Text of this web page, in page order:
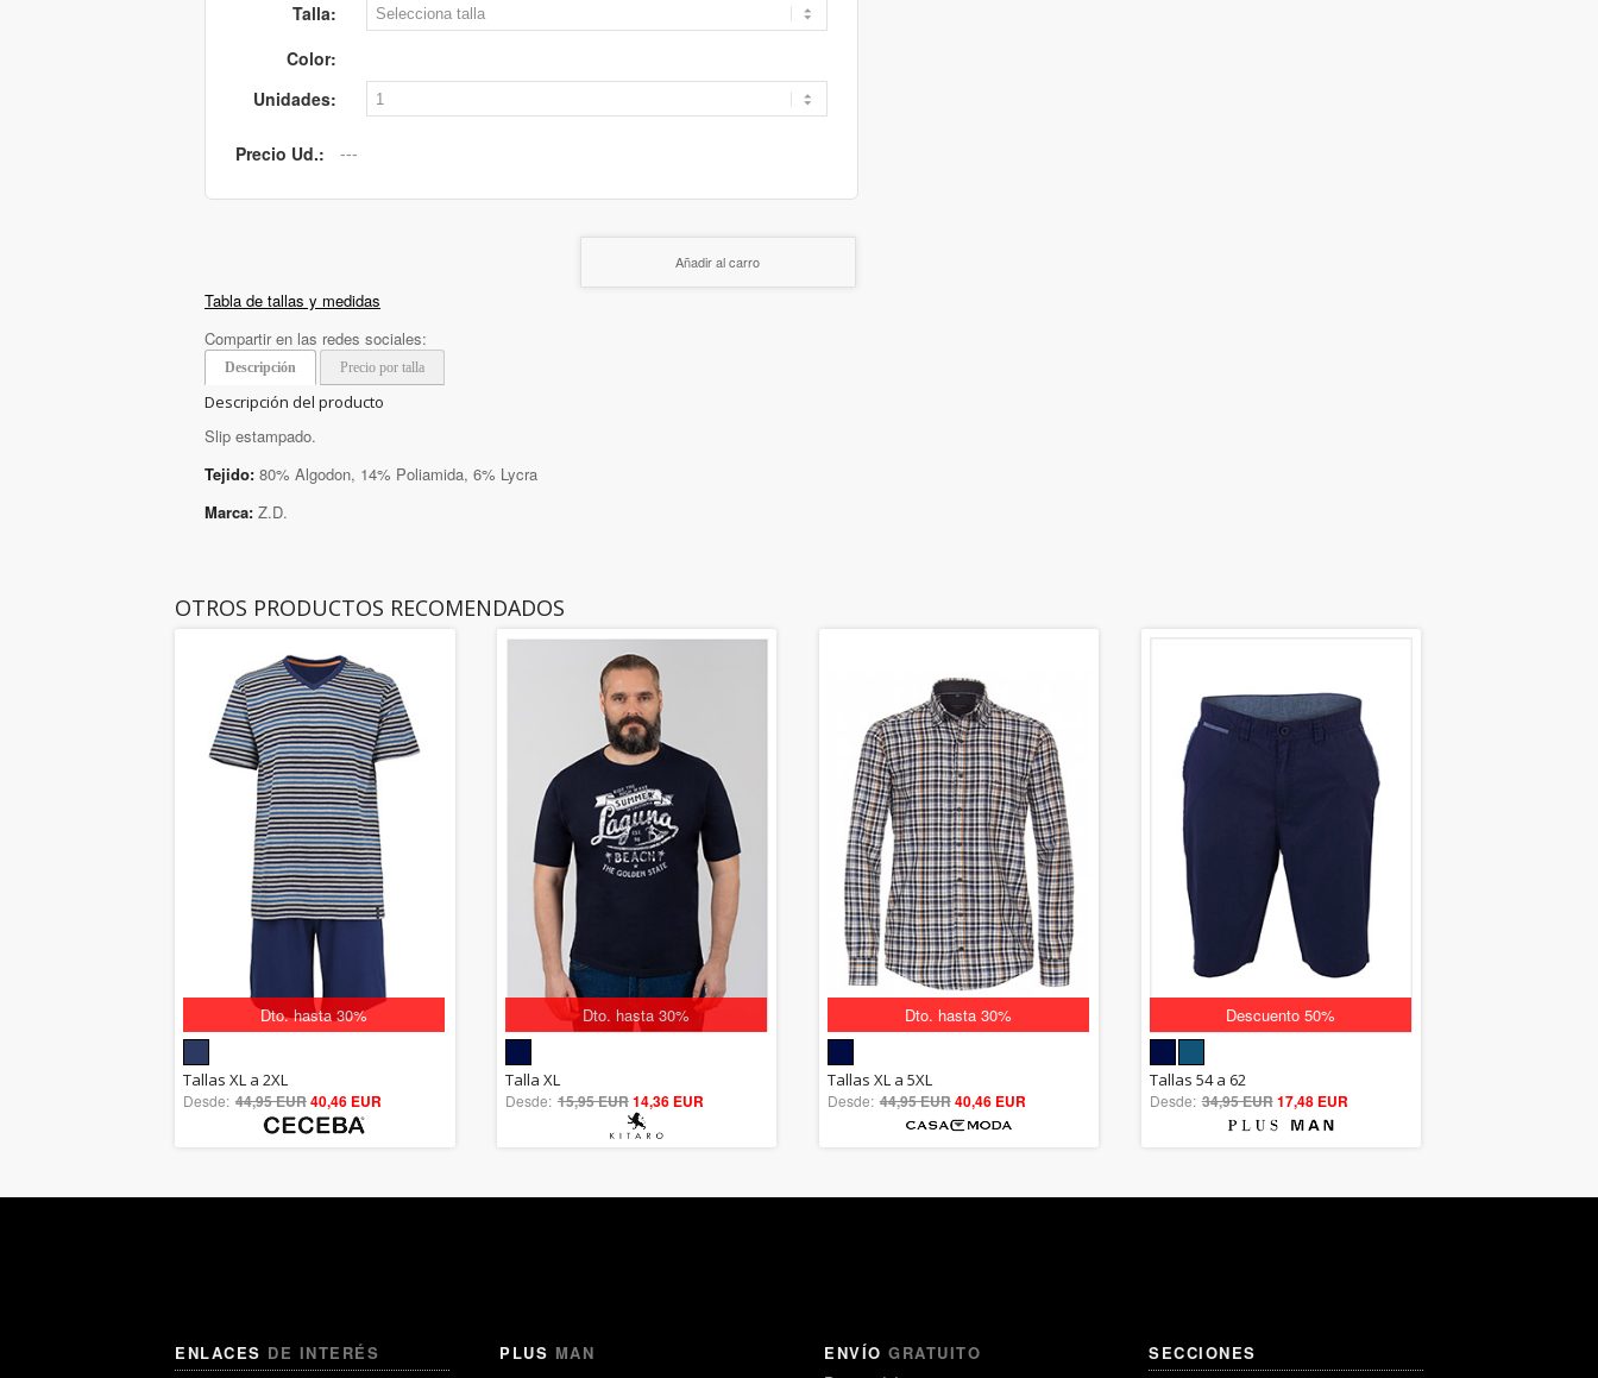
Talla:
Color:
Unidades:
Precio Ud.:
Añadir al carro
Tabla de tallas y medidas
Compartir en las redes sociales:
Descripción Precio por talla
Descripción del producto
Slip estampado.
Tejido: 80% Algodon, 14% Poliamida, 6% Lycra
Marca: Z.D.
OTROS PRODUCTOS RECOMENDADOS
Dto. hasta 30%
5.00
out of 5
Tallas XL a 2XL
Desde: 44,95 EUR40,46 EUR
Dto. hasta 30%
out of 5
Talla XL
Desde: 15,95 EUR14,36 EUR
Dto. hasta 30%
5.00
out of 5
Tallas XL a 5XL
Desde: 44,95 EUR40,46 EUR
Descuento 50%
5.00
out of 5
Tallas 54 a 62
Desde: 34,95 EUR17,48 EUR
ENLACES DE INTERÉS PLUS MAN
ENVÍO GRATUITO
SECCIONES